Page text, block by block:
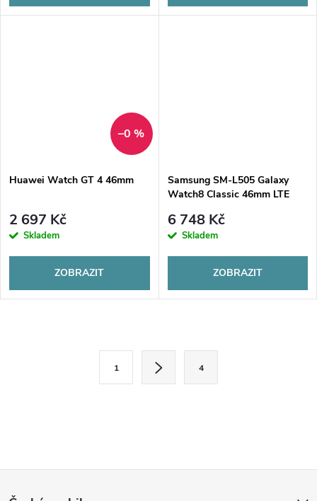
–0 %
Huawei Watch GT 4 46mm
2 697 Kč
Skladem
ZOBRAZIT
Samsung SM-L505 Galaxy
Watch8 Classic 46mm LTE
6 748 Kč
Skladem
ZOBRAZIT
1 4
Z